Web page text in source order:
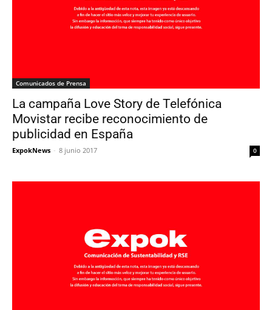
Comunicados de Prensa
La campaña Love Story de Telefónica
Movistar recibe reconocimiento de
publicidad en España
ExpokNews - 8 junio 2017 0